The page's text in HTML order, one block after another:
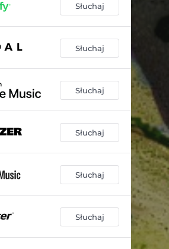
04:16
03:27
03:58
03:27
02:39
02:54
03:21
02:47
Słuchaj
Słuchaj
Słuchaj
Słuchaj
Słuchaj
Słuchaj